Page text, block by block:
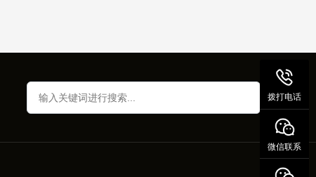
拨打电话
微信联系